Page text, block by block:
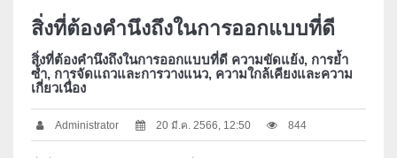
สิ่งที่ต้องคำนึงถึงในการออกแบบที่ดี
สิ่งที่ต้องคำนึงถึงในการออกแบบที่ดี ความขัดแย้ง, การย้ำ
ซ้ำ, การจัดแถวและการวางแนว, ความใกล้เคียงและความ
เกี่ยวเนื่อง
Administrator 20 มี.ค. 2566, 12:50 844